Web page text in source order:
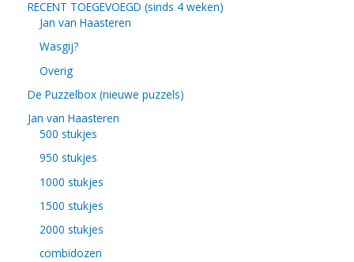
RECENT TOEGEVOEGD (sinds 4 weken)
Jan van Haasteren
Wasgij?
Overig
De Puzzelbox (nieuwe puzzels)
Jan van Haasteren
500 stukjes
950 stukjes
1000 stukjes
1500 stukjes
2000 stukjes
combidozen